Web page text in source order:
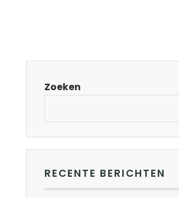
Zoeken
RECENTE BERICHTEN